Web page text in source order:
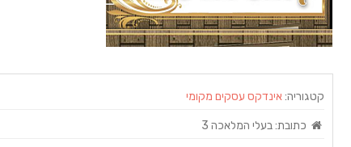
קטגוריה:אינדקס עסקים מקומי
כתובת:בעלי המלאכה 3